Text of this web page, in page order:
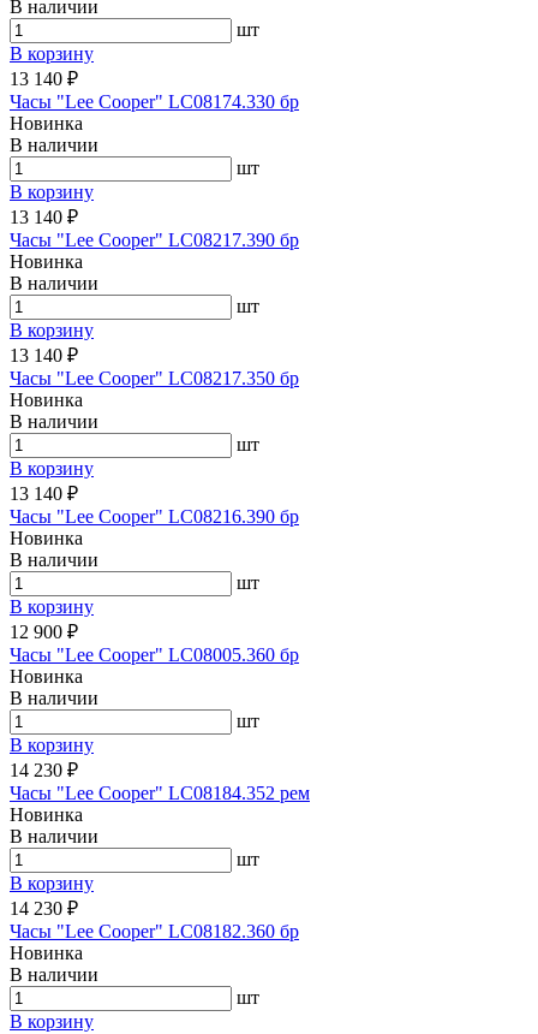
В наличии
шт
В корзину
13 140 ₽
Часы "Lee Cooper" LC08174.330 бр
Новинка
В наличии
шт
В корзину
13 140 ₽
Часы "Lee Cooper" LC08217.390 бр
Новинка
В наличии
шт
В корзину
13 140 ₽
Часы "Lee Cooper" LC08217.350 бр
Новинка
В наличии
шт
В корзину
13 140 ₽
Часы "Lee Cooper" LC08216.390 бр
Новинка
В наличии
шт
В корзину
12 900 ₽
Часы "Lee Cooper" LC08005.360 бр
Новинка
В наличии
шт
В корзину
14 230 ₽
Часы "Lee Cooper" LC08184.352 рем
Новинка
В наличии
шт
В корзину
14 230 ₽
Часы "Lee Cooper" LC08182.360 бр
Новинка
В наличии
шт
В корзину